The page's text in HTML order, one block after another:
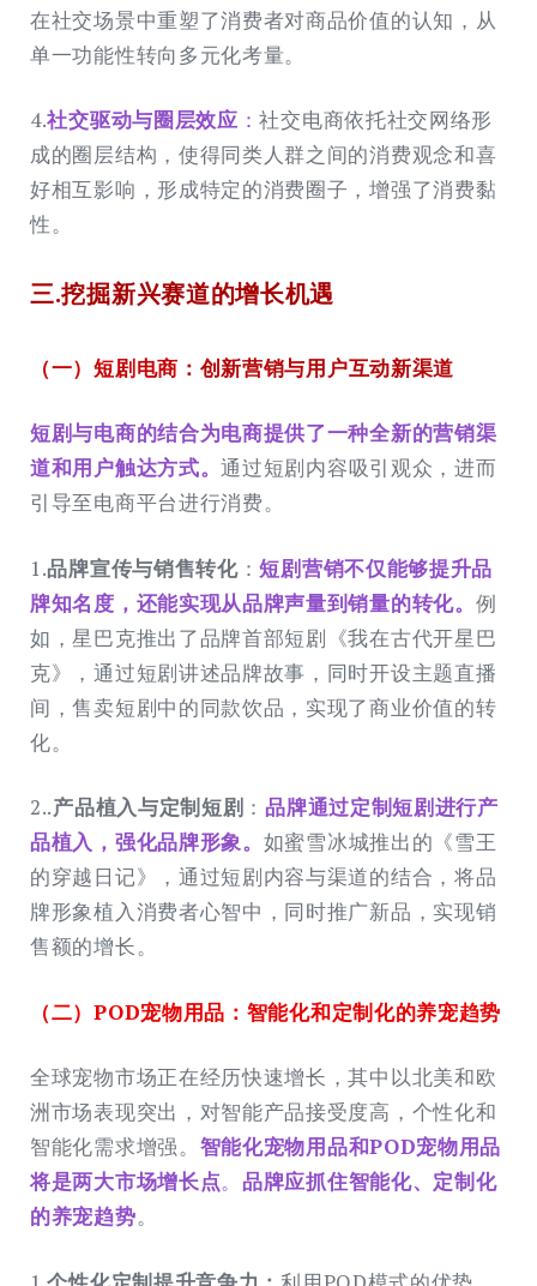
在社交场景中重塑了消费者对商品价值的认知，从
单一功能性转向多元化考量。
4.社交驱动与圈层效应 ：社交电商依托社交网络形
成的圈层结构，使得同类人群之间的消费观念和喜
好相互影响，形成特定的消费圈子，增强了消费黏
性。
三.挖掘新兴赛道的增长机遇
（一）短剧电商 ：创新营销与用户互动新渠道
短剧与电商的结合为电商提供了一种全新的营销渠
道和用户触达方式。通过短剧内容吸引观众，进而
引导至电商平台进行消费。
1.品牌宣传与销售转化：短剧营销不仅能够提升品
牌知名度，还能实现从品牌声量到销量的转化。 例
如，星巴克推出了品牌首部短剧《我在古代开星巴
克》，通过短剧讲述品牌故事，同时开设主题直播
间，售卖短剧中的同款饮品，实现了商业价值的转
化。
2..产品植入与定制短剧 ：品牌通过定制短剧进行产
品植入，强化品牌形象。 如蜜雪冰城推出的《雪王
的穿越日记》，通过短剧内容与渠道的结合，将品
牌形象植入消费者心智中，同时推广新品，实现销
售额的增长。
（二）POD宠物用品：智能化和定制化的养宠趋势
全球宠物市场正在经历快速增长，其中以北美和欧
洲市场表现突出，对智能产品接受度高，个性化和
智能化需求增强。 智能化宠物用品和POD宠物用品
将是两大市场增长点。品牌应抓住智能化、定制化
的养宠趋势。